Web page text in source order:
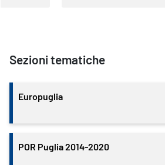
Sezioni tematiche
Europuglia
POR Puglia 2014-2020